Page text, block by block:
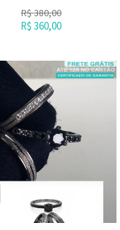
R$380,00
R$ 360,00